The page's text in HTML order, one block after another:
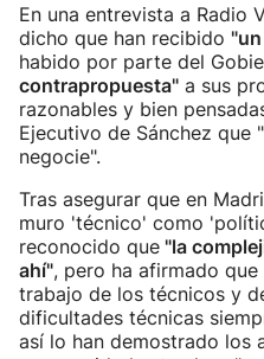
En una entrevista a Radio
dicho que han recibido
habido por parte del
contrapropuesta" a sus
razonables y bien
Ejecutivo de Sánchez que
negocie".
Tras asegurar que en
muro 'técnico' como
reconocido que "la
ahí", pero ha afirmado que
trabajo de los técnicos y
dificultades técnicas
así lo han demostrado los